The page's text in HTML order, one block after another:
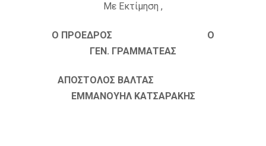
Με Εκτίμηση ,
Ο ΠΡΟΕΔΡΟΣ Ο
ΓΕΝ. ΓΡΑΜΜΑΤΕΑΣ
ΑΠΟΣΤΟΛΟΣ ΒΑΛΤΑΣ
ΕΜΜΑΝΟΥΗΛ ΚΑΤΣΑΡΑΚΗΣ